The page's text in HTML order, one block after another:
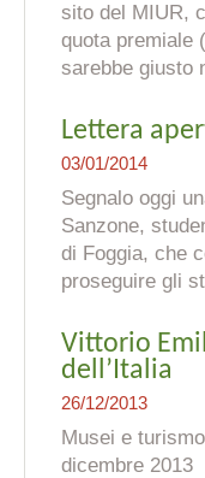
sito del MIUR,
quota premiale
sarebbe giusto
Lettera
03/01/2014
Segnalo oggi
Sanzone ,
di Foggia , che
proseguire gli
Vittorio
dell’Italia
26/12/2013
Musei e
dicembre 2013